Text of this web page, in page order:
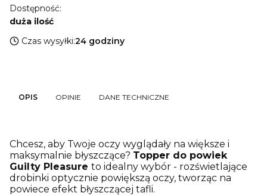
Dostępność:
duża ilość
Czas wysyłki:24 godziny
OPIS OPINIE DANE TECHNICZNE
Chcesz, aby Twoje oczy wyglądały na większe i
maksymalnie błyszczące? Topper do powiek
Guilty Pleasure to idealny wybór - rozświetlające
drobinki optycznie powiększą oczy, tworząc na
powiece efekt błyszczącej tafli.